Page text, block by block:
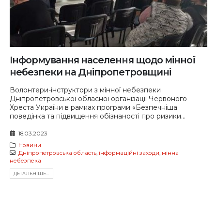
Інформування населення щодо мінної
небезпеки на Дніпропетровщині
Волонтери-інструктори з мінної небезпеки
Дніпропетровської обласної організації Червоного
Хреста України в рамках програми «Безпечніша
поведінка та підвищення обізнаності про ризики...
18.03.2023
Новини
Дніпропетровська область, інформаційні заходи мінна
небезпека
ДЕТАЛЬНIШЕ...